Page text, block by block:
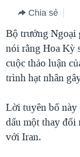
chính
điều
hướng
chính
Đi
"Tìm"
BLOG
DIỄN ĐÀN
MỤC
TỰ DO BÁO CHÍ
NGƯỜI VIỆT HẢI
ĐỜI SỐNG
CHUYÊN ĐỀ
HÀNH TRÌNH BẦU
MỘT NĂM CHIẾN
VIDEO
NGHE
Chia sẻ
Bộ trưởng
nói rằng Hoa Kỳ
cuộc thảo luận
trình hạt nhân
Lời tuyên bố này
dấu một thay đổi
với Iran.